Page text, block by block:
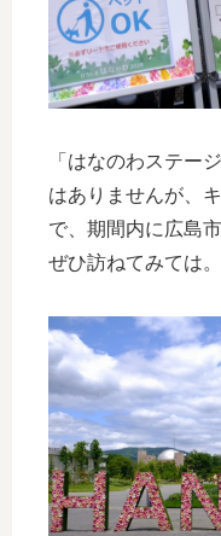
「はなのわステー
はありませんが、
で、期間内に広島
ぜひ訪ねてみては。